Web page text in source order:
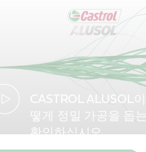
CASTROL ALUSOL
떻게 정밀 가공을 돕
확인하십시오